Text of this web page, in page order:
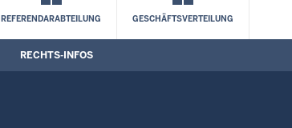
REFERENDARABTEILUNG GESCHÄFTSVERTEILUNG
RECHTS-INFOS